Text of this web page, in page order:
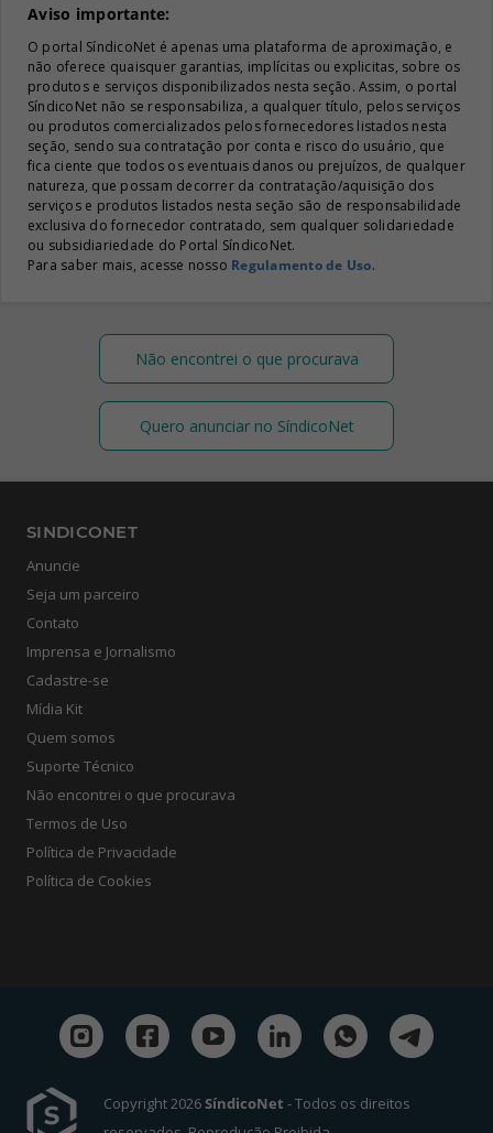
Aviso importante:
O portal SíndicoNet é apenas uma plataforma de aproximação, e
não oferece quaisquer garantias, implícitas ou explicitas, sobre os
produtos e serviços disponibilizados nesta seção. Assim, o portal
SíndicoNet não se responsabiliza, a qualquer título, pelos serviços
ou produtos comercializados pelos fornecedores listados nesta
seção, sendo sua contratação por conta e risco do usuário, que
fica ciente que todos os eventuais danos ou prejuízos, de qualquer
natureza, que possam decorrer da contratação/aquisição dos
serviços e produtos listados nesta seção são de responsabilidade
exclusiva do fornecedor contratado, sem qualquer solidariedade
ou subsidiariedade do Portal SíndicoNet.
Para saber mais, acesse nosso Regulamento de Uso.
Não encontrei o que procurava
Quero anunciar no SíndicoNet
SINDICONET
Anuncie
Seja um parceiro
Contato
Imprensa e Jornalismo
Cadastre-se
Mídia Kit
Quem somos
Suporte Técnico
Não encontrei o que procurava
Termos de Uso
Política de Privacidade
Política de Cookies
Copyright 2026SíndicoNet - Todos os direitos